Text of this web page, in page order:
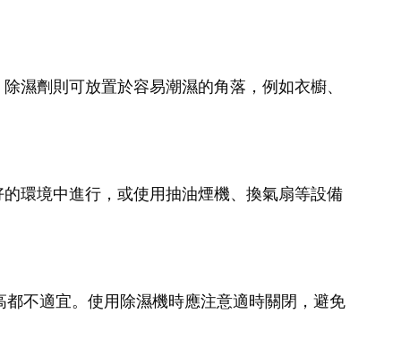
濕劑則可放置於容易潮濕的角落，例如衣櫥、
環境中進行，或使用抽油煙機、換氣扇等設備
不適宜。使用除濕機時應注意適時關閉，避免